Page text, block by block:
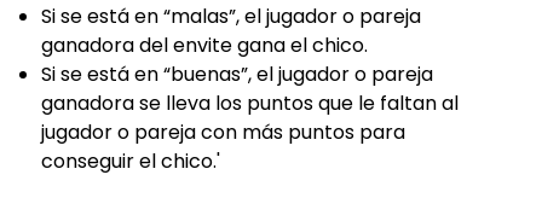
Si se está en “malas”, el jugador o pareja
ganadora del envite gana el chico.
Si se está en “buenas”, el jugador o pareja
ganadora se lleva los puntos que le faltan al
jugador o pareja con más puntos para
conseguir el chico.'